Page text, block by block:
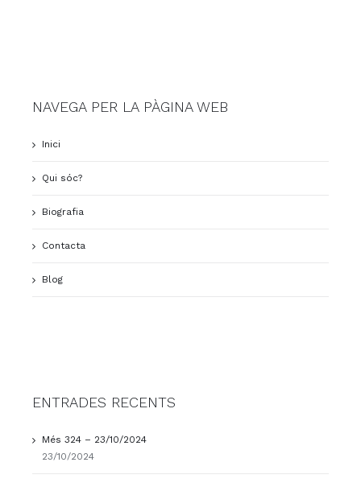
NAVEGA PER LA PÀGINA WEB
Inici
Qui sóc?
Biografia
Contacta
Blog
ENTRADES RECENTS
Més 324 – 23/10/2024
23/10/2024